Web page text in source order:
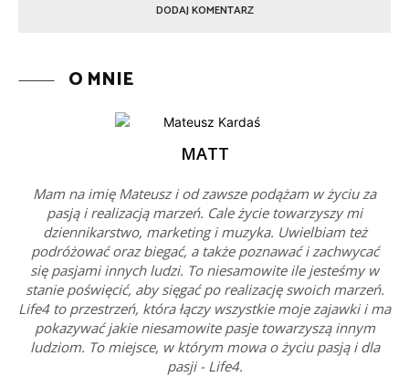
O MNIE
MATT
Mam na imię Mateusz i od zawsze podążam w życiu za
pasją i realizacją marzeń. Cale życie towarzyszy mi
dziennikarstwo, marketing i muzyka. Uwielbiam też
podróżować oraz biegać, a także poznawać i zachwycać
się pasjami innych ludzi. To niesamowite ile jesteśmy w
stanie poświęcić, aby sięgać po realizację swoich marzeń.
Life4 to przestrzeń, która łączy wszystkie moje zajawki i ma
pokazywać jakie niesamowite pasje towarzyszą innym
ludziom. To miejsce, w którym mowa o życiu pasją i dla
pasji - Life4.